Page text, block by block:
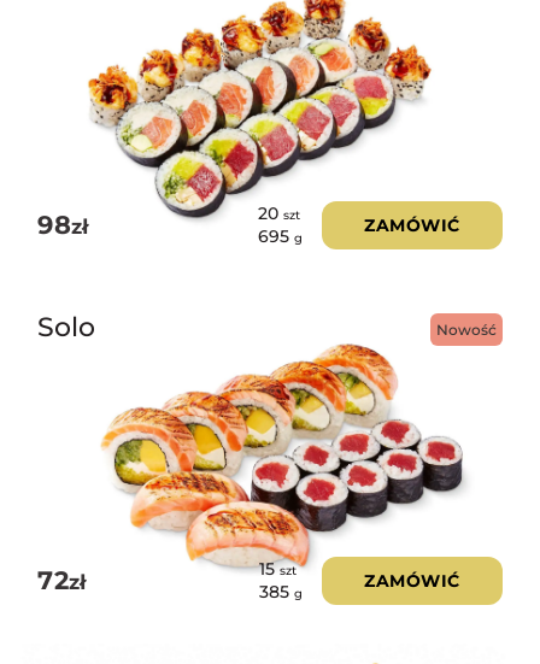
98zł
20 szt
695 g
ZAMÓWIĆ
Nowość
Solo
72zł
15szt
385 g
ZAMÓWIĆ